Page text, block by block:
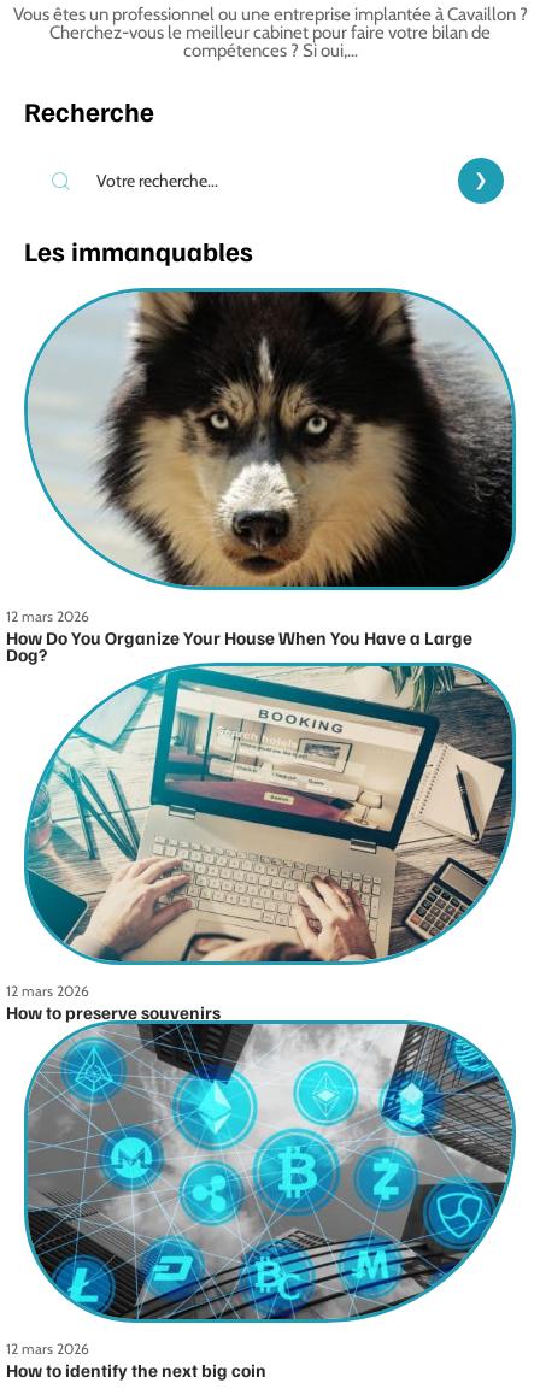
Vous êtes un professionnel ou une entreprise implantée à Cavaillon ?
Cherchez-vous le meilleur cabinet pour faire votre bilan de
compétences ? Si oui,…
Recherche
Les immanquables
12 mars 2026
How Do You Organize Your House When You Have a Large
Dog?
12 mars 2026
How to preserve souvenirs
12 mars 2026
How to identify the next big coin